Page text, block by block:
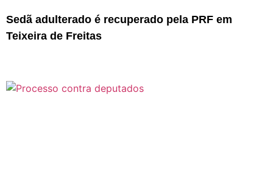
Sedã adulterado é recuperado pela PRF em
Teixeira de Freitas